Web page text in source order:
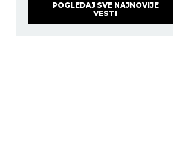
POGLEDAJ SVE NAJNOVIJE
VESTI